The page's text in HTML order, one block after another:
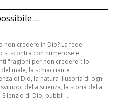
...
non credere in Dio? La fede
si scontra con numerose e
"ragioni per non credere": lo
male, la schiacciante
di Dio, la natura illusoria di ogni
della scienza, la storia della
Silenzio di Dio, pubbli ...